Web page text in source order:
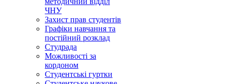
ЧНУ
Захист прав студентів
Графіки навчання та
постійний розклад
Студрада
Можливості за
кордоном
Студентські гуртки